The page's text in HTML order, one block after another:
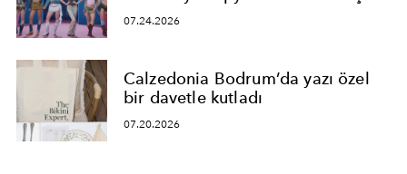
07.24.2026
Calzedonia Bodrum’da yazı özel
bir davetle kutladı
07.20.2026